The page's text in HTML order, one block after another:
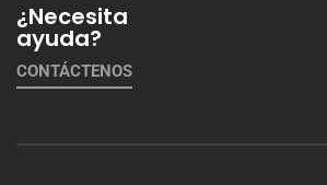
¿Necesita
ayuda?
CONTÁCTENOS